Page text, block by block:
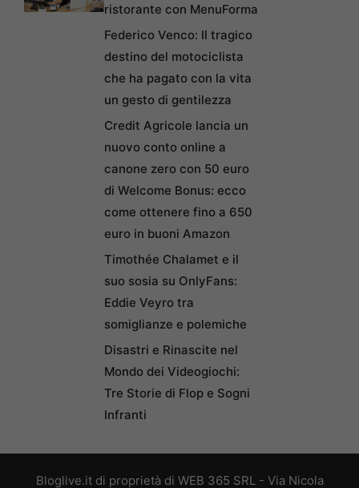
ristorante con MenuForma
Federico Venco: Il tragico
destino del motociclista
che ha pagato con la vita
un gesto di gentilezza
Credit Agricole lancia un
nuovo conto online a
canone zero con 50 euro
di Welcome Bonus: ecco
come ottenere fino a 650
euro in buoni Amazon
Timothée Chalamet e il
suo sosia su OnlyFans:
Eddie Veyro tra
somiglianze e polemiche
Disastri e Rinascite nel
Mondo dei Videogiochi:
Tre Storie di Flop e Sogni
Infranti
Bloglive.it di proprietà di WEB 365 SRL - Via Nicola